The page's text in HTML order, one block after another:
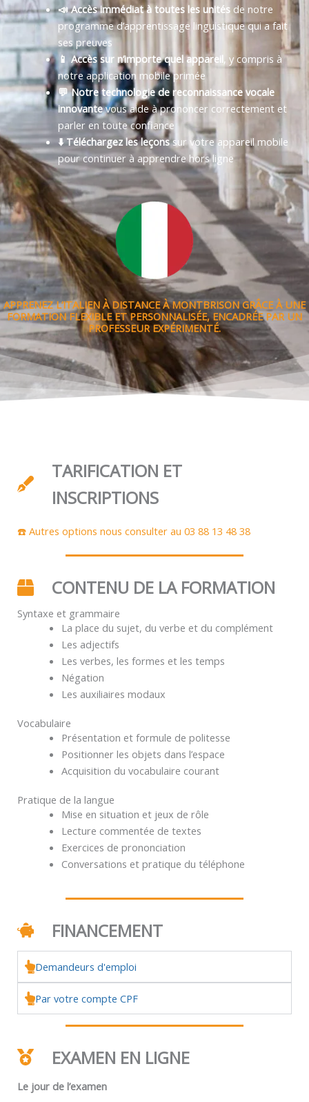
📣 Accès immédiat à toutes les unitésde notre
programme d’apprentissage linguistique qui a fait
ses preuves
📱 Accès sur n’importe quel appareil, y compris à
notre application mobile primée
💬 Notre technologie de reconnaissance vocale
innovantevous aide à prononcer correctement et
parler en toute confiance
⬇️ Téléchargez les leçonssur votre appareil mobile
pour continuer à apprendre hors ligne
APPRENEZ L’ITALIEN À DISTANCE À MONTBRISON GRÂCE À UNE
FORMATION FLEXIBLE ET PERSONNALISÉE, ENCADRÉE PAR UN
PROFESSEUR EXPÉRIMENTÉ.
TARIFICATION ET
INSCRIPTIONS
☎️ Autres options nous consulter au 03 88 13 48 38
CONTENU DE LA FORMATION
Syntaxe et grammaire
La place du sujet, du verbe et du complément
Les adjectifs
Les verbes, les formes et les temps
Négation
Les auxiliaires modaux
Vocabulaire
Présentation et formule de politesse
Positionner les objets dans l’espace
Acquisition du vocabulaire courant
Pratique de la langue
Mise en situation et jeux de rôle
Lecture commentée de textes
Exercices de prononciation
Conversations et pratique du téléphone
FINANCEMENT
Demandeurs d'emploi
Par votre compte CPF
EXAMEN EN LIGNE
Le jour de l’examen